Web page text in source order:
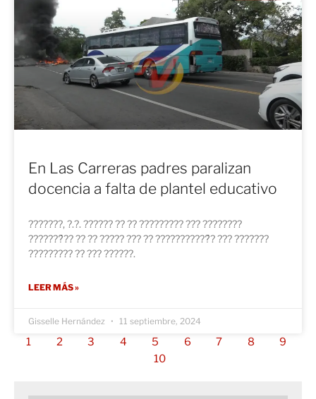
En Las Carreras padres paralizan
docencia a falta de plantel educativo
???????, ?.?. ?????? ?? ?? ????????? ??? ????????
???????́?? ?? ?? ????? ??? ?? ???????????́? ??? ???????
????????? ?? ??? ??????.
LEER MÁS »
Gisselle Hernández 11 septiembre, 2024
1 2 3 4 5 6 7 8
9
10